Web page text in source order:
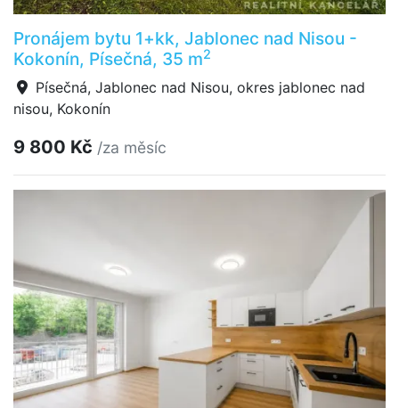
Pronájem bytu 1+kk, Jablonec nad Nisou -
Kokonín, Písečná, 35 m2
Písečná, Jablonec nad Nisou, okres jablonec nad
nisou, Kokonín
9 800 Kč /za měsíc